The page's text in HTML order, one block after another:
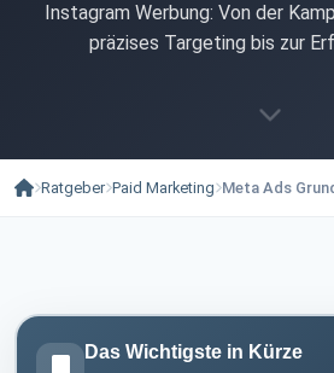
Instagram Werbung: Von der
präzises Targeting bis zur
Startseite
Ratgeber Paid Marketing Meta Ads
Das Wichtigste in Kürze